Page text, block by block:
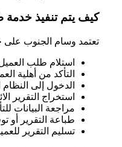
كيف يتم تنفيذ خدمة
تعتمد وسام الجنوب
استلام طلب العميل
التأكد من أهلية
الدخول إلى النظام
استخراج التقرير
مراجعة البيانات
طباعة التقرير أو
تسليم التقرير